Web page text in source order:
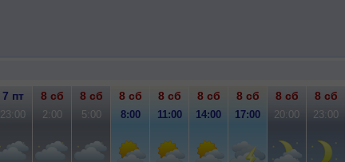
7 пт 8 сб 8 сб 8 сб 8 сб 8 сб 8 сб 8 сб 8 сб
23:00 2:00 5:00 8:00 11:00 14:00 17:00 20:00 23:00